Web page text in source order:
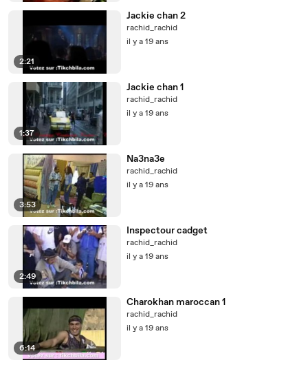
2:21
Jackie chan 2
rachid_rachid
il y a 19 ans
1:37
Jackie chan 1
rachid_rachid
il y a 19 ans
3:53
Na3na3e
rachid_rachid
il y a 19 ans
2:49
Inspectour cadget
rachid_rachid
il y a 19 ans
6:14
Charokhan maroccan 1
rachid_rachid
il y a 19 ans